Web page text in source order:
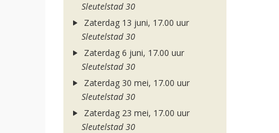
Sleutelstad 30
Zaterdag 13 juni, 17.00 uur
Sleutelstad 30
Zaterdag 6 juni, 17.00 uur
Sleutelstad 30
Zaterdag 30 mei, 17.00 uur
Sleutelstad 30
Zaterdag 23 mei, 17.00 uur
Sleutelstad 30